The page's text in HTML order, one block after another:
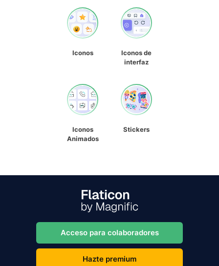
Iconos
Iconos de
interfaz
Iconos
Animados
Stickers
Acceso para colaboradores
Hazte premium